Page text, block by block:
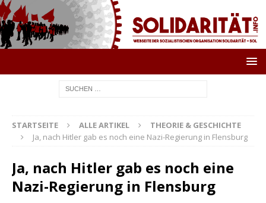
STARTSEITE ALLE ARTIKEL
THEORIE & GESCHICHTE
Ja, nach Hitler gab es noch eine Nazi-Regierung in Flensburg
Ja, nach Hitler gab es noch eine
Nazi-Regierung in Flensburg